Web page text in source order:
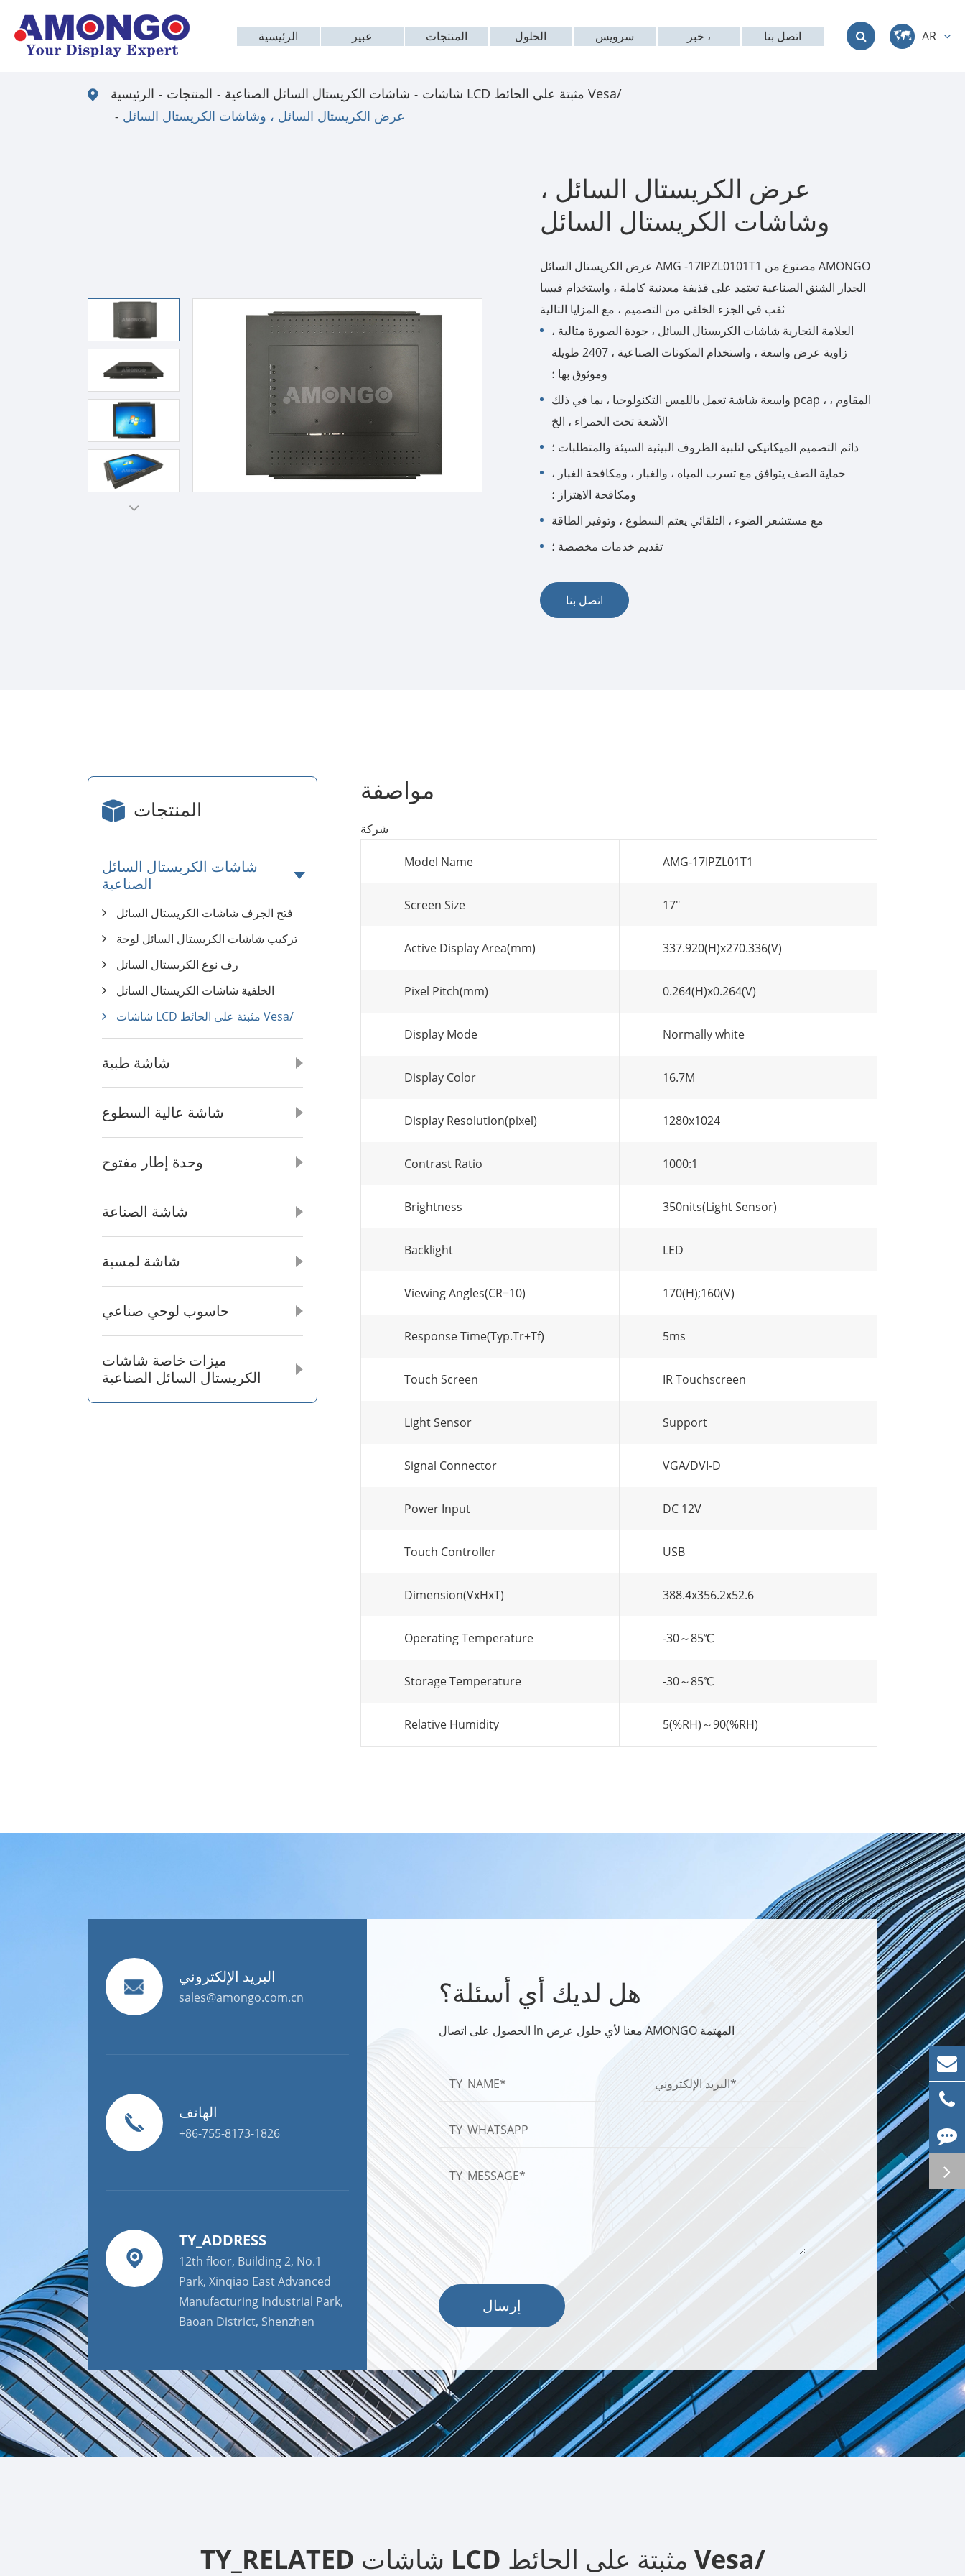
الرئيسية عبير المنتجات الحلول سرویس خبر ، اتصل بنا
AR
العربية
한국어
الرئيسية المنتجات شاشات الكريستال السائل الصناعية
شاشات LCD مثبتة على الحائط Vesa/
عرض الكريستال السائل ، وشاشات الكريستال السائل
عرض الكريستال السائل ،
وشاشات الكريستال السائل
عرض الكريستال السائل AMG -17IPZL0101T1 مصنوع من AMONGO
الجدار الشنق الصناعية تعتمد على قذيفة معدنية كاملة ، واستخدام فيسا
ثقب في الجزء الخلفي من التصميم ، مع المزايا التالية
العلامة التجارية شاشات الكريستال السائل ، جودة الصورة مثالية ،
زاوية عرض واسعة ، واستخدام المكونات الصناعية ، 2407 طويلة
وموثوق بها ؛
واسعة شاشة تعمل باللمس التكنولوجيا ، بما في ذلك pcap ، المقاوم ،
الأشعة تحت الحمراء ، الخ
دائم التصميم الميكانيكي لتلبية الظروف البيئية السيئة والمتطلبات ؛
حماية الصف يتوافق مع تسرب المياه ، والغبار ، ومكافحة الغبار ،
ومكافحة الاهتزاز ؛
مع مستشعر الضوء ، التلقائي يعتم السطوع ، وتوفير الطاقة
تقديم خدمات مخصصة ؛
اتصل بنا
المنتجات
شاشات الكريستال السائل
الصناعية
فتح الجرف شاشات الكريستال السائل
تركيب شاشات الكريستال السائل لوحة
رف نوع الكريستال السائل
الخلفية شاشات الكريستال السائل
شاشات LCD مثبتة على الحائط Vesa/
شاشة طبية
شاشة عالية السطوع
وحدة إطار مفتوح
شاشة الصناعة
شاشة لمسية
حاسوب لوحي صناعي
ميزات خاصة شاشات
الكريستال السائل الصناعية
مواصفة
شركة
Model Name AMG-17IPZL01T1
Screen Size 17"
Active Display Area(mm) 337.920(H)x270.336(V)
Pixel Pitch(mm) 0.264(H)x0.264(V)
Display Mode Normally white
Display Color 16.7M
Display Resolution(pixel) 1280x1024
Contrast Ratio 1000:1
Brightness 350nits(Light Sensor)
Backlight LED
Viewing Angles(CR=10) 170(H);160(V)
Response Time(Typ.Tr+Tf) 5ms
Touch Screen IR Touchscreen
Light Sensor Support
Signal Connector VGA/DVI-D
Power Input DC 12V
Touch Controller USB
Dimension(VxHxT) 388.4x356.2x52.6
Operating Temperature -30～85℃
Storage Temperature -30～85℃
Relative Humidity 5(%RH)～90(%RH)
البريد الإلكتروني
sales@amongo.com.cn
الهاتف
+86-755-8173-1826
TY_ADDRESS
12th floor, Building 2, No.1
Park, Xinqiao East Advanced
Manufacturing Industrial Park,
Baoan District, Shenzhen
هل لديك أي أسئلة؟
الحصول على اتصال ln معنا لأي حلول عرض AMONGO المهتمة
إرسال
TY_RELATED شاشات LCD مثبتة على الحائط Vesa/